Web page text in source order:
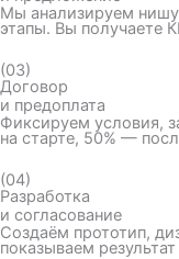
Мы анализируем
этапы. Вы получаете
(03)
Договор
и предоплата
Фиксируем условия,
на старте, 50% —
(04)
Разработка
и согласование
Создаём прототип,
показываем